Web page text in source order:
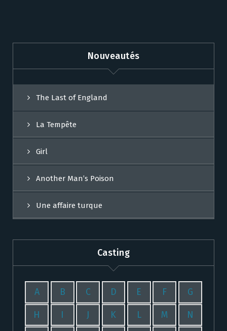
Nouveautés
The Last of England
La Tempête
Girl
Another Man’s Poison
Une affaire turque
Casting
A B C D E F G
H I J K L M N